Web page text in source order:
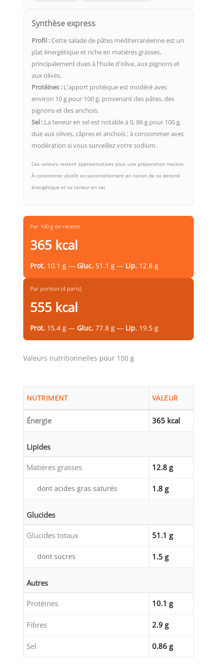
Synthèse express
Profil : Cette salade de pâtes méditerranéenne est un
plat énergétique et riche en matières grasses,
principalement dues à l'huile d'olive, aux pignons et
aux olives.
Protéines : L'apport protéique est modéré avec
environ 10 g pour 100 g, provenant des pâtes, des
pignons et des anchois.
Sel : La teneur en sel est notable à 0, 86 g pour 100 g,
due aux olives, câpres et anchois ; à consommer avec
modération si vous surveillez votre sodium.
Ces valeurs restent approximatives pour une préparation maison.
À consommer plutôt occasionnellement en raison de sa densité
énergétique et sa teneur en sel.
Par 100 g de recette
365 kcal
Prot. 10.1 g — Gluc. 51.1 g — Lip. 12.8 g
Par portion (4 parts)
555 kcal
Prot. 15.4 g — Gluc. 77.8 g — Lip. 19.5 g
Valeurs nutritionnelles pour 100 g
NUTRIMENT VALEUR
Énergie 365 kcal
Lipides
Matières grasses 12.8 g
dont acides gras saturés 1.8 g
Glucides
Glucides totaux 51.1 g
dont sucres 1.5 g
Autres
Protéines 10.1 g
Fibres 2.9 g
Sel 0.86 g